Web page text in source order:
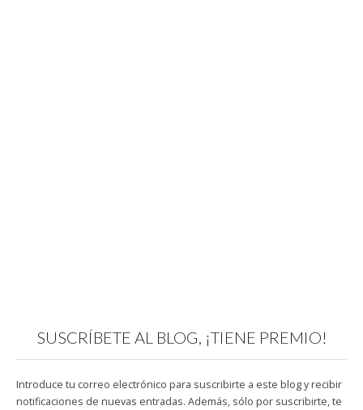
SUSCRÍBETE AL BLOG, ¡TIENE PREMIO!
Introduce tu correo electrónico para suscribirte a este blog y recibir
notificaciones de nuevas entradas. Además, sólo por suscribirte, te